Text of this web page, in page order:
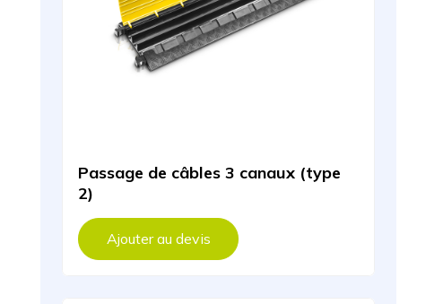
Passage de câbles 3 canaux (type
2)
Ajouter au devis